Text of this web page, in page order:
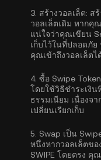
3. สร้างวอลเล็ต: ส
วอลเล็ตเดิม หากคุ
แน่ใจว่าคุณเขียน
เก็บไว้ในที่ปลอดภั
คุณเข้าถึงวอลเล็ต
4. ซื้อ Swipe Token
โดยใช้วิธีชำระเงิ
ธรรมเนียม เนื่องจ
เปลี่ยนเรียกเก็บ
5. Swap เป็น
หนึ่งหากวอลเล็ตข
SWIPE โดยตรง คุ